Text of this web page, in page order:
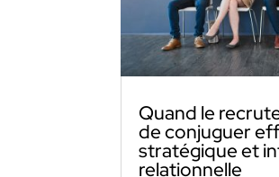
Quand le
de conjuguer
stratégique et
relationnelle